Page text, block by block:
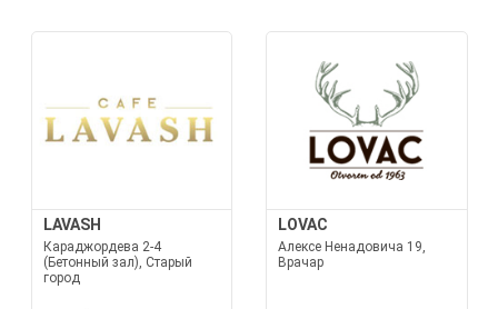
LAVASH
Караджордева 2-4
(Бетонный зал), Старый
город
LOVAC
Алексе Ненадовича 19,
Врачар